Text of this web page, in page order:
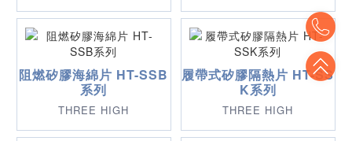
阻燃矽膠海綿片 HT-SSB
系列
THREE HIGH
履帶式矽膠隔熱片 HT-SS
K系列
THREE HIGH